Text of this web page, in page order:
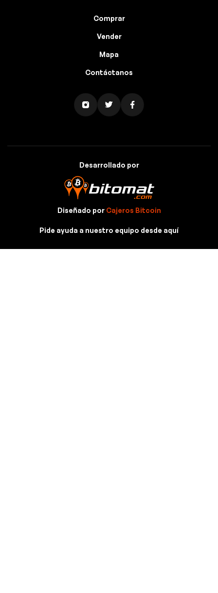
Comprar
Vender
Mapa
Contáctanos
Desarrollado por
Diseñado por Cajeros Bitcoin
Pide ayuda a nuestro equipo desde aquí